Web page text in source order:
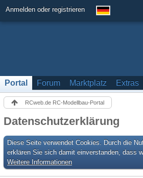
Anmelden oder registrieren
Portal Forum Marktplatz Extras
RCweb.de RC-Modellbau-Portal
Datenschutzerklärung
Diese Seite verwendet Cookies. Durch die
erklären Sie sich damit einverstanden, dass
Weitere Informationen